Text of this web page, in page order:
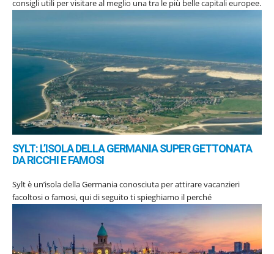
consigli utili per visitare al meglio una tra le più belle capitali europee.
SYLT: L’ISOLA DELLA GERMANIA SUPER GETTONATA
DA RICCHI E FAMOSI
Sylt è un’isola della Germania conosciuta per attirare vacanzieri
facoltosi o famosi, qui di seguito ti spieghiamo il perché